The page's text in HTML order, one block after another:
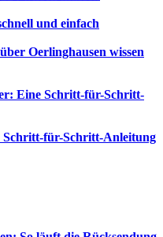
und einfach
Oerlinghausen wissen
Eine Schritt-für-Schritt-
Schritt-für-Schritt-Anleitung